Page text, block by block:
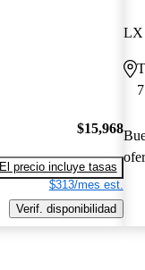
$15,968
El precio incluye tasas
$313/mes est.
Verif. disponibilidad
LX